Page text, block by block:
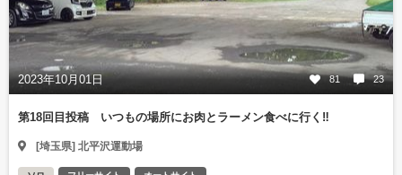
2023年10月01日 81 23
第18回目投稿 いつもの場所にお肉とラーメン食べに行く‼️
[埼玉県] 北平沢運動場